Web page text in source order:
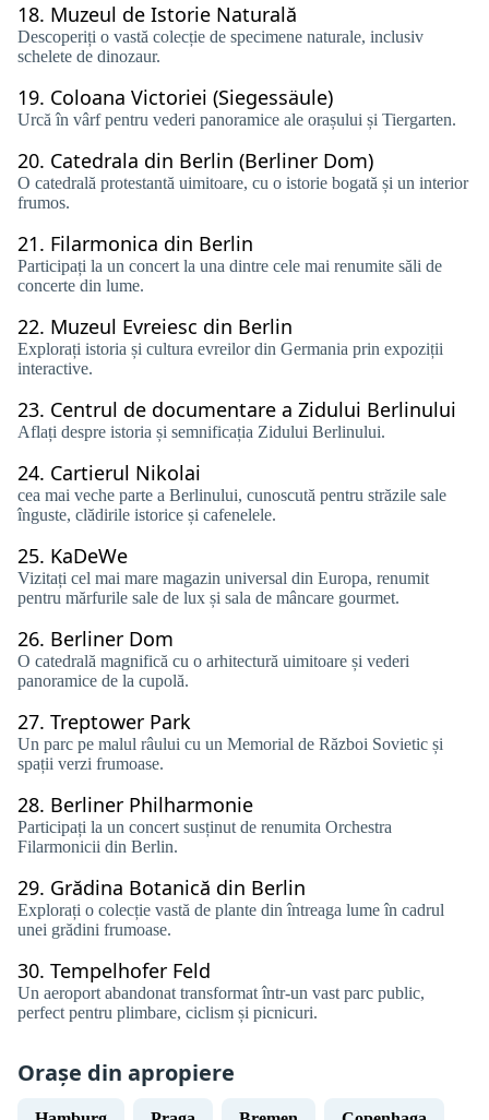
18. Muzeul de Istorie Naturală
Descoperiți o vastă colecție de specimene naturale, inclusiv
schelete de dinozaur.
19. Coloana Victoriei (Siegessäule)
Urcă în vârf pentru vederi panoramice ale orașului și Tiergarten.
20. Catedrala din Berlin (Berliner Dom)
O catedrală protestantă uimitoare, cu o istorie bogată și un interior
frumos.
21. Filarmonica din Berlin
Participați la un concert la una dintre cele mai renumite săli de
concerte din lume.
22. Muzeul Evreiesc din Berlin
Explorați istoria și cultura evreilor din Germania prin expoziții
interactive.
23. Centrul de documentare a Zidului Berlinului
Aflați despre istoria și semnificația Zidului Berlinului.
24. Cartierul Nikolai
cea mai veche parte a Berlinului, cunoscută pentru străzile sale
înguste, clădirile istorice și cafenelele.
25. KaDeWe
Vizitați cel mai mare magazin universal din Europa, renumit
pentru mărfurile sale de lux și sala de mâncare gourmet.
26. Berliner Dom
O catedrală magnifică cu o arhitectură uimitoare și vederi
panoramice de la cupolă.
27. Treptower Park
Un parc pe malul râului cu un Memorial de Război Sovietic și
spații verzi frumoase.
28. Berliner Philharmonie
Participați la un concert susținut de renumita Orchestra
Filarmonicii din Berlin.
29. Grădina Botanică din Berlin
Explorați o colecție vastă de plante din întreaga lume în cadrul
unei grădini frumoase.
30. Tempelhofer Feld
Un aeroport abandonat transformat într-un vast parc public,
perfect pentru plimbare, ciclism și picnicuri.
Orașe din apropiere